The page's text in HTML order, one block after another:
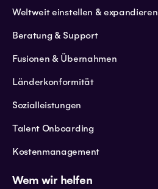
Weltweit einstellen & expandieren
Beratung & Support
Fusionen & Übernahmen
Länderkonformität
Sozialleistungen
Talent Onboarding
Kostenmanagement
Wem wir helfen